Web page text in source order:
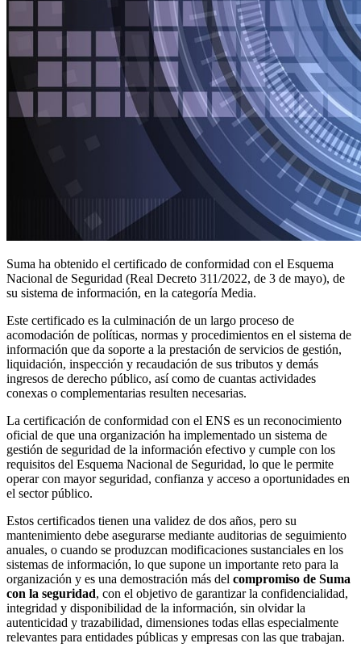
Suma ha obtenido el certificado de conformidad con el Esquema
Nacional de Seguridad (Real Decreto 311/2022, de 3 de mayo), de
su sistema de información, en la categoría Media.
Este certificado es la culminación de un largo proceso de
acomodación de políticas, normas y procedimientos en el sistema de
información que da soporte a la prestación de servicios de gestión,
liquidación, inspección y recaudación de sus tributos y demás
ingresos de derecho público, así como de cuantas actividades
conexas o complementarias resulten necesarias.
La certificación de conformidad con el ENS es un reconocimiento
oficial de que una organización ha implementado un sistema de
gestión de seguridad de la información efectivo y cumple con los
requisitos del Esquema Nacional de Seguridad, lo que le permite
operar con mayor seguridad, confianza y acceso a oportunidades en
el sector público.
Estos certificados tienen una validez de dos años, pero su
mantenimiento debe asegurarse mediante auditorias de seguimiento
anuales, o cuando se produzcan modificaciones sustanciales en los
sistemas de información, lo que supone un importante reto para la
organización y es una demostración más del compromiso de Suma
con la seguridad, con el objetivo de garantizar la confidencialidad,
integridad y disponibilidad de la información, sin olvidar la
autenticidad y trazabilidad, dimensiones todas ellas especialmente
relevantes para entidades públicas y empresas con las que trabajan.